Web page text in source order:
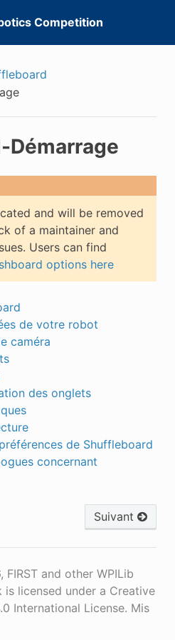
Competition
Démarrage
and will be removed
of a maintainer and
Users can find
options here
de votre robot
caméra
des onglets
de Shuffleboard
concernant
Suivant
and other WPILib
licensed under a Creative
International License. Mis